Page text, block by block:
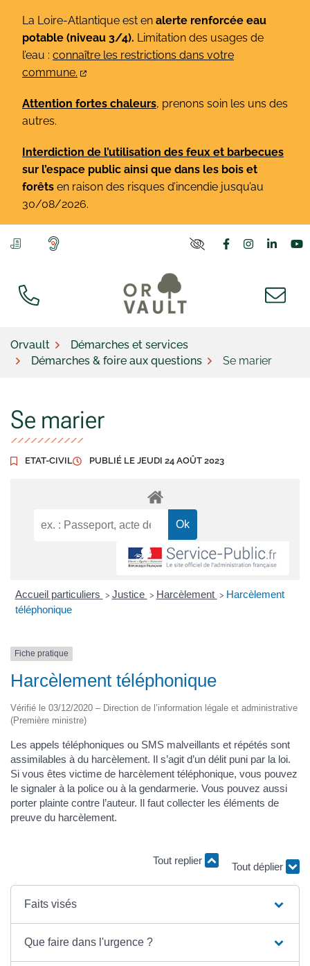
contenu
La Loire-Atlantique est en alerte renforcée eau
potable (niveau 3/4). Limitation des usages de
l’eau : connaître les restrictions dans votre
commune.
Attention fortes chaleurs, prenons soin les uns des
autres.
Interdiction de l’utilisation des feux et barbecues
sur l’espace public ainsi que dans les bois et
forêts en raison des risques d’incendie jusqu’au
30/08/2026.
Lien vers le
Lien vers
Lien
Orvault
Démarches et services
Démarches & foire aux questions
Se marier
Se marier
ETAT-CIVIL PUBLIÉ LE JEUDI 24 AOÛT 2023
Accueil particuliers > Justice > Harcèlement > Harcèlement
téléphonique
Fiche pratique
Harcèlement téléphonique
Vérifié le 03/12/2020 – Direction de l’information légale et administrative
(Première ministre)
Les appels téléphoniques ou SMS malveillants et répétés sont
assimilables à du harcèlement. Il s’agit d’un délit puni par la loi.
Si vous êtes victime de harcèlement téléphonique, vous pouvez
le signaler à la police ou à la gendarmerie. Vous pouvez aussi
porter plainte contre l’auteur. Il faut collecter les éléments de
preuve du harcèlement.
Tout replier
Tout déplier
Faits visés
Que faire dans l'urgence ?